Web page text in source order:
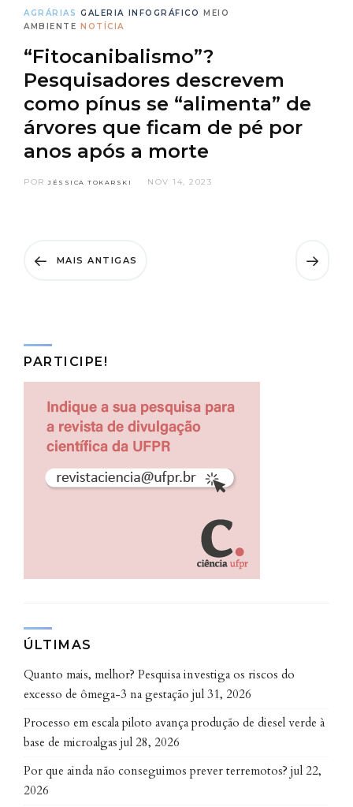
AGRÁRIAS GALERIA INFOGRÁFICO MEIO
AMBIENTE NOTÍCIA
“Fitocanibalismo”?
Pesquisadores descrevem
como pínus se “alimenta” de
árvores que ficam de pé por
anos após a morte
PORJÉSSICA TOKARSKI NOV 14, 2023
MAIS ANTIGAS
PARTICIPE!
ÚLTIMAS
Quanto mais, melhor? Pesquisa investiga os riscos do
excesso de ômega-3 na gestação jul 31, 2026
Processo em escala piloto avança produção de diesel verde à
base de microalgas jul 28, 2026
Por que ainda não conseguimos prever terremotos? jul 22,
2026